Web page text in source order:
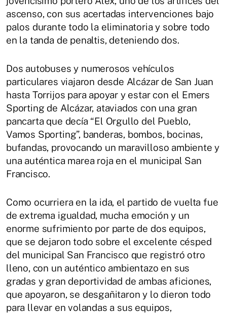
ascenso, con sus acertadas intervenciones bajo
palos durante todo la eliminatoria y sobre todo
en la tanda de penaltis, deteniendo dos.
Dos autobuses y numerosos vehículos
particulares viajaron desde Alcázar de San Juan
hasta Torrijos para apoyar y estar con el Emers
Sporting de Alcázar, ataviados con una gran
pancarta que decía “El Orgullo del Pueblo,
Vamos Sporting”, banderas, bombos, bocinas,
bufandas, provocando un maravilloso ambiente y
una auténtica marea roja en el municipal San
Francisco.
Como ocurriera en la ida, el partido de vuelta fue
de extrema igualdad, mucha emoción y un
enorme sufrimiento por parte de dos equipos,
que se dejaron todo sobre el excelente césped
del municipal San Francisco que registró otro
lleno, con un auténtico ambientazo en sus
gradas y gran deportividad de ambas aficiones,
que apoyaron, se desgañitaron y lo dieron todo
para llevar en volandas a sus equipos,